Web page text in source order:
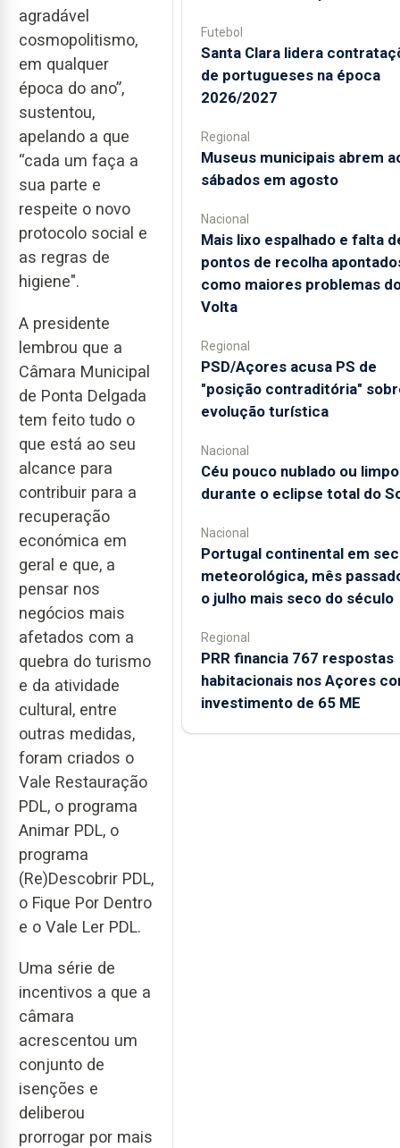
agradável
cosmopolitismo,
em qualquer
época do ano”,
sustentou,
apelando a que
“cada um faça a
sua parte e
respeite o novo
protocolo social e
as regras de
higiene".
A presidente
lembrou que a
Câmara Municipal
de Ponta Delgada
tem feito tudo o
que está ao seu
alcance para
contribuir para a
recuperação
económica em
geral e que, a
pensar nos
negócios mais
afetados com a
quebra do turismo
e da atividade
cultural, entre
outras medidas,
foram criados o
Vale Restauração
PDL, o programa
Animar PDL, o
programa
(Re)Descobrir PDL,
o Fique Por Dentro
e o Vale Ler PDL.
Uma série de
incentivos a que a
câmara
acrescentou um
conjunto de
isenções e
deliberou
prorrogar por mais
Futebol
Santa Clara lidera
de portugueses na época
2026/2027
Regional
Museus municipais abrem
sábados em agosto
Nacional
Mais lixo espalhado e falta
pontos de recolha
como maiores problemas
Volta
Regional
PSD/Açores acusa PS de
"posição contraditória"
evolução turística
Nacional
Céu pouco nublado ou limpo
durante o eclipse total do
Nacional
Portugal continental em
meteorológica, mês
o julho mais seco do século
Regional
PRR financia 767 respostas
habitacionais nos Açores
investimento de 65 ME